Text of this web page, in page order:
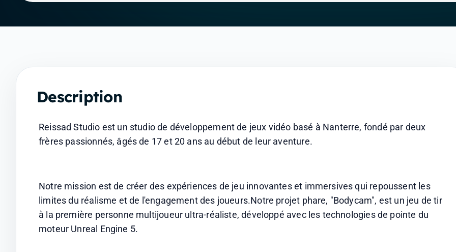
Description
Reissad Studio est un studio de développement de jeux vidéo basé à Nanterre, fondé par deux
Notre mission est de créer des expériences de jeu innovantes et immersives qui repoussent les
limites du réalisme et de l'engagement des joueurs.Notre projet phare, "Bodycam", est un jeu de tir
à la première personne multijoueur ultra-réaliste, développé avec les technologies de pointe du